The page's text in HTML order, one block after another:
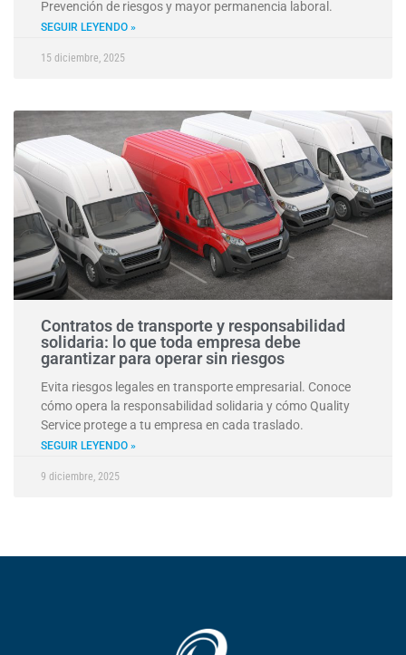
Prevención de riesgos y mayor permanencia laboral.
SEGUIR LEYENDO »
15 diciembre, 2025
Contratos de transporte y responsabilidad
solidaria: lo que toda empresa debe
garantizar para operar sin riesgos
Evita riesgos legales en transporte empresarial. Conoce
cómo opera la responsabilidad solidaria y cómo Quality
Service protege a tu empresa en cada traslado.
SEGUIR LEYENDO »
9 diciembre, 2025